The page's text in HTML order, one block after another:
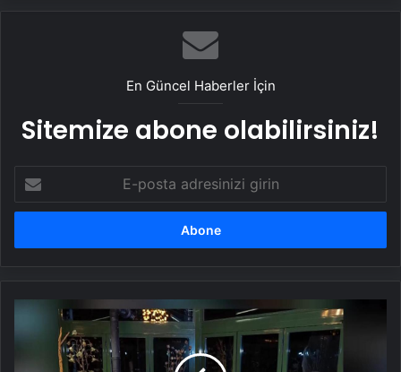
En Güncel Haberler İçin
Sitemize abone olabilirsiniz!
posta
adresinizi
görüşme
polemiği